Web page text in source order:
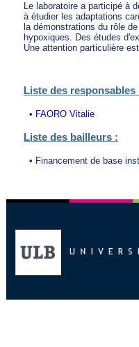
Le laboratoire a participé à
à étudier les adaptations
la démonstrations du rôle
hypoxiques. Des études
Une attention particulière
Liste des responsables
• FAORO Vitalie
Liste des bailleurs :
• Financement de base